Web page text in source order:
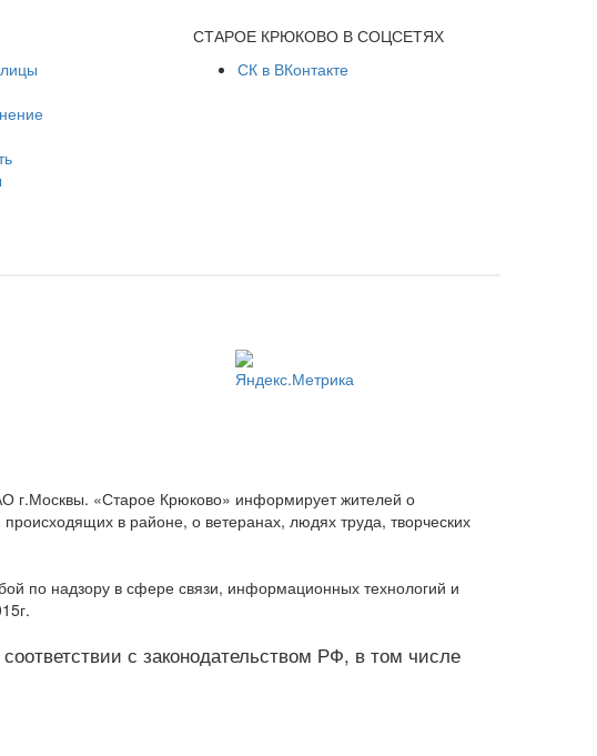
СТАРОЕ КРЮКОВО В СОЦСЕТЯХ
СК в ВКонтакте
г.Москвы. «Старое Крюково» информирует жителей о
в районе, о ветеранах, людях труда, творческих
по надзору в сфере связи, информационных технологий и
с законодательством РФ, в том числе